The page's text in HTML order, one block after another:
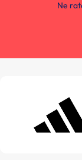
Ne